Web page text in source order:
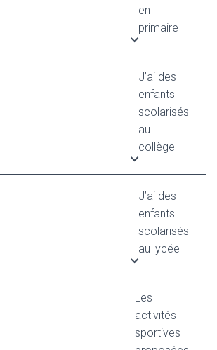
en
primaire
J’ai des
enfants
scolarisés
au
collège
J’ai des
enfants
scolarisés
au lycée
Les
activités
sportives